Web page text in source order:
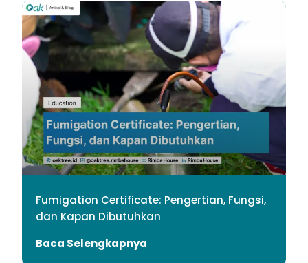
Fumigation Certificate: Pengertian, Fungsi,
dan Kapan Dibutuhkan
Baca Selengkapnya